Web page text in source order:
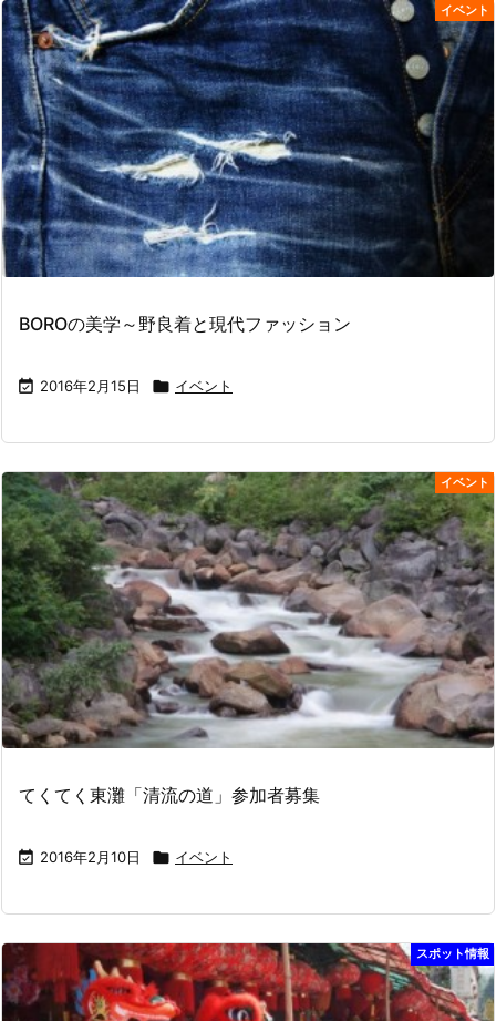
イベント
BOROの美学～野良着と現代ファッション
 2016年2月15日  イベント
イベント
てくてく東灘「清流の道」参加者募集
 2016年2月10日  イベント
スポット情報